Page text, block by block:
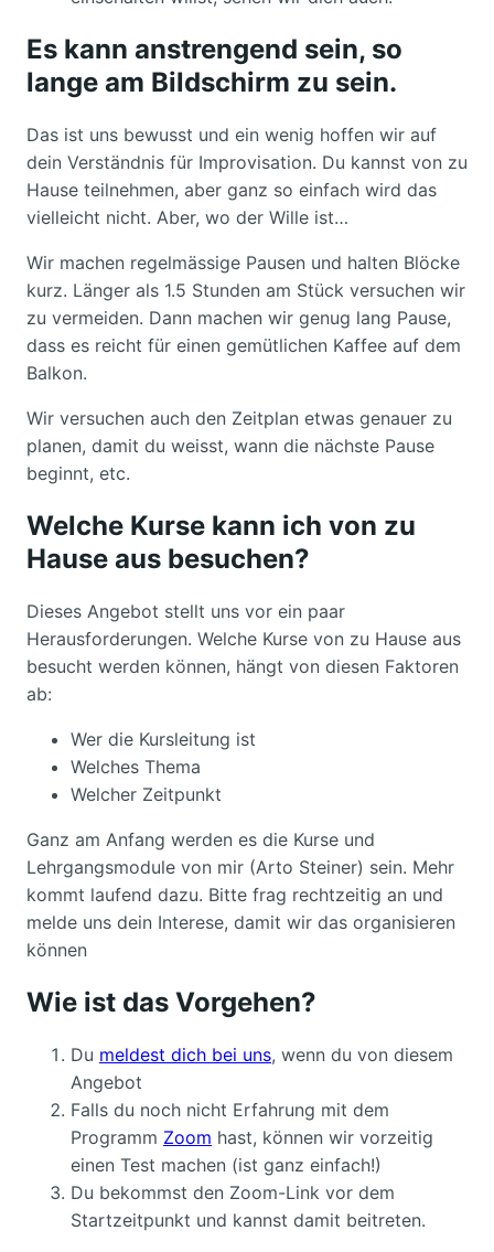
Es kann anstrengend sein, so
lange am Bildschirm zu sein.
Das ist uns bewusst und ein wenig hoffen wir auf
dein Verständnis für Improvisation. Du kannst von zu
Hause teilnehmen, aber ganz so einfach wird das
vielleicht nicht. Aber, wo der Wille ist…
Wir machen regelmässige Pausen und halten Blöcke
kurz. Länger als 1.5 Stunden am Stück versuchen wir
zu vermeiden. Dann machen wir genug lang Pause,
dass es reicht für einen gemütlichen Kaffee auf dem
Balkon.
Wir versuchen auch den Zeitplan etwas genauer zu
planen, damit du weisst, wann die nächste Pause
beginnt, etc.
Welche Kurse kann ich von zu
Hause aus besuchen?
Dieses Angebot stellt uns vor ein paar
Herausforderungen. Welche Kurse von zu Hause aus
besucht werden können, hängt von diesen Faktoren
ab:
Wer die Kursleitung ist
Welches Thema
Welcher Zeitpunkt
Ganz am Anfang werden es die Kurse und
Lehrgangsmodule von mir (Arto Steiner) sein. Mehr
kommt laufend dazu. Bitte frag rechtzeitig an und
melde uns dein Interese, damit wir das organisieren
können
Wie ist das Vorgehen?
Du meldest dich bei uns, wenn du von diesem
Angebot
Falls du noch nicht Erfahrung mit dem
Programm Zoom hast, können wir vorzeitig
einen Test machen (ist ganz einfach!)
Du bekommst den Zoom-Link vor dem
Startzeitpunkt und kannst damit beitreten.